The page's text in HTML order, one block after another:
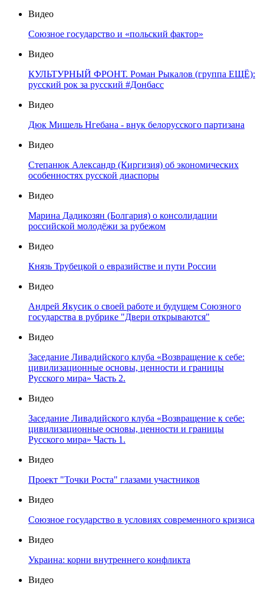
Видео
Союзное государство и «польский фактор»
Видео
КУЛЬТУРНЫЙ ФРОНТ. Роман Рыкалов (группа ЕЩЁ):
русский рок за русский #Донбасс
Видео
Дюк Мишель Нгебана - внук белорусского партизана
Видео
Степанюк Александр (Киргизия) об экономических
особенностях русской диаспоры
Видео
Марина Дадикозян (Болгария) о консолидации
российской молодёжи за рубежом
Видео
Князь Трубецкой о евразийстве и пути России
Видео
Андрей Якусик о своей работе и будущем Союзного
государства в рубрике "Двери открываются"
Видео
Заседание Ливадийского клуба «Возвращение к себе:
цивилизационные основы, ценности и границы
Русского мира» Часть 2.
Видео
Заседание Ливадийского клуба «Возвращение к себе:
цивилизационные основы, ценности и границы
Русского мира» Часть 1.
Видео
Проект "Точки Роста" глазами участников
Видео
Союзное государство в условиях современного кризиса
Видео
Украина: корни внутреннего конфликта
Видео